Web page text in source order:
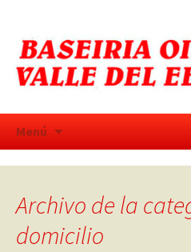
Menú
Archivo de la
domicilio